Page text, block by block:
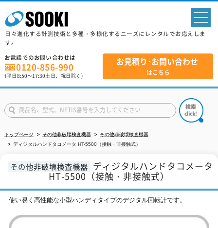
日々進化する計測技術と多種・多様化するニーズにレンタルでお応えしま
す。
お電話でのお問い合わせは
0120-856-990
(平日8:50～17:30土日、祝日除く)
お見積り･お問い合わせ
はこちら
トップページ その他非破壊検査機器
その他非破壊検査機器
ディジタルハンドタコメータ HT-5500（接触・非接触式）
その他非破壊検査機器 ディジタルハンドタコメータ
HT-5500（接触・非接触式）
使い易く高性能な小型ハンディタイプのデジタル回転計です。